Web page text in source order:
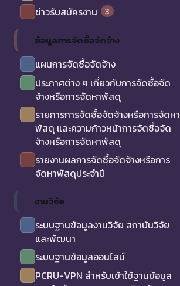
ข่าวรับสมัครงาน
3
ข้อมูลการจัดซื้อจัดจ้าง
แผนการจัดซื้อจัดจ้าง
ประกาศต่าง ๆ เกี่ยวกับการจัดซื้อจัด
จ้างหรือการจัดหาพัสดุ
รายการการจัดซื้อจัดจ้างหรือการจัดหา
พัสดุ และความก้าวหน้าการจัดซื้อจัด
จ้างหรือการจัดหาพัสดุ
รายงานผลการจัดซื้อจัดจ้างหรือการ
จัดหาพัสดุประจำปี
งานวิจัย
ระบบฐานข้อมูลงานวิจัย สถาบันวิจัย
และพัฒนา
ระบบฐานข้อมูลออนไลน์
PCRU-VPN สำหรับเข้าใช้ฐานข้อมูล